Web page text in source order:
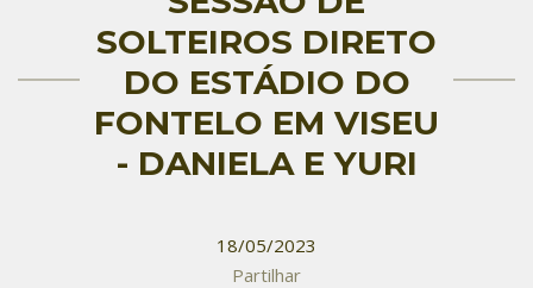
SOLTEIROS DIRETO
DO ESTÁDIO DO
FONTELO EM VISEU
- DANIELA E YURI
18/05/2023
Partilhar